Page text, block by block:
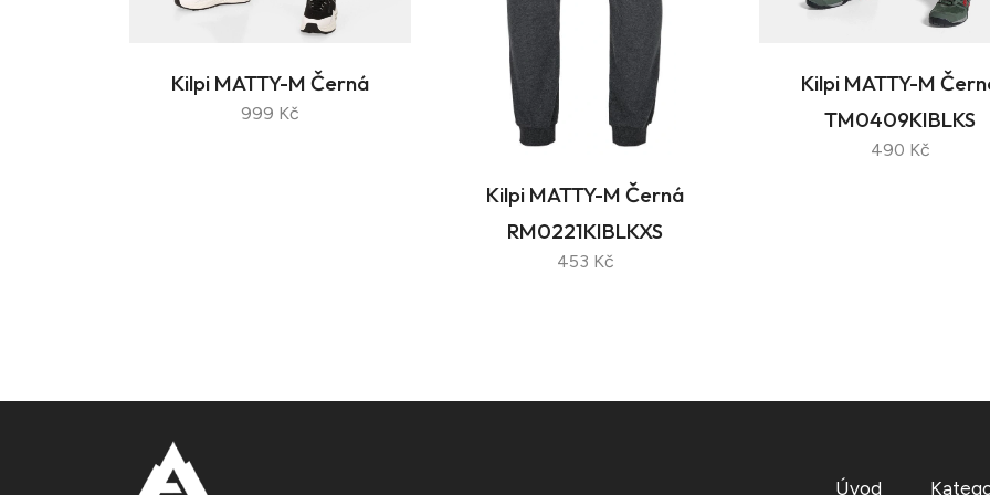
Kilpi MATTY-M Černá
999 Kč
Kilpi MATTY-M Černá
RM0221KIBLKXS
453 Kč
Kilpi MATTY-M
TM0409KIBLKS
490 Kč
Úvod